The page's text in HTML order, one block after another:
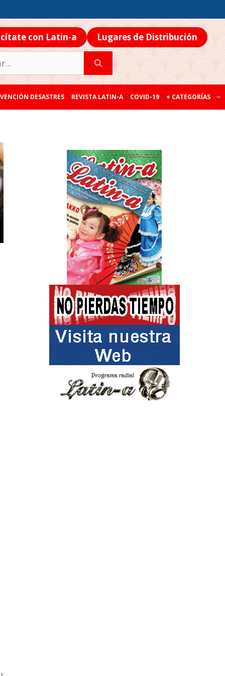
con Latin-a Lugares de Distribución
DESASTRES REVISTA LATIN-A COVID-19 + CATEGORÍAS